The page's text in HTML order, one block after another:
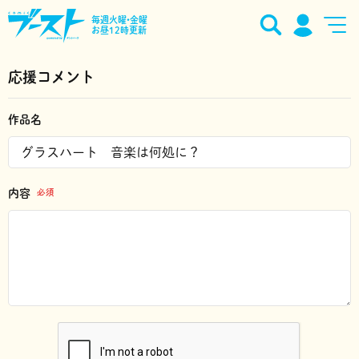
毎週火曜•金曜
お昼12時更新
応援コメント
作品名
内容